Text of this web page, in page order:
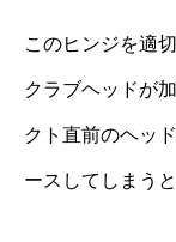
このヒンジを適
クラブヘッドが
クト直前のヘッ
ースしてしまう